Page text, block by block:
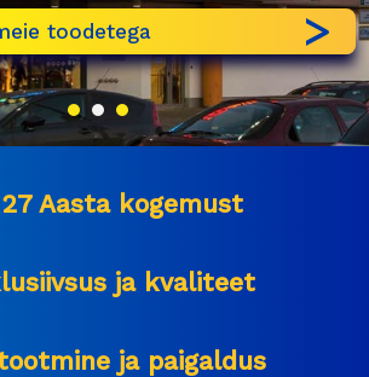
toodetega
Aasta kogemust
ja kvaliteet
ja paigaldus